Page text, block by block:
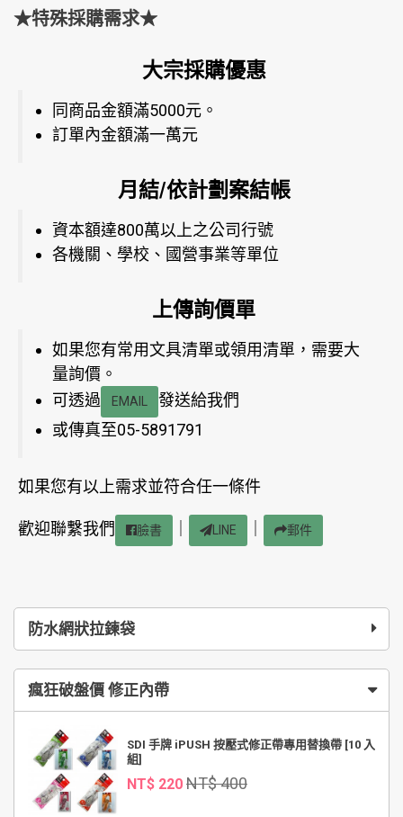
防水網狀拉鍊袋
瘋狂破盤價 修正內帶
SDI 手牌 iPUSH 按壓式修正帶專用替換帶 [10 入
組]
NT$ 220 NT$ 400
★特殊採購需求★
大宗採購優惠
同商品金額滿5000元。
訂單內金額滿一萬元
月結/依計劃案結帳
資本額達800萬以上之公司行號
各機關、學校、國營事業等單位
上傳詢價單
如果您有常用文具清單或領用清單，需要大
量詢價。
可透過
EMAIL
發送給我們
或傳真至05-5891791
如果您有以上需求並符合任一條件
歡迎聯繫我們 臉書 LINE 郵件